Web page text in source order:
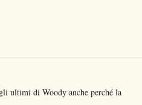
ultimi di Woody anche perché la